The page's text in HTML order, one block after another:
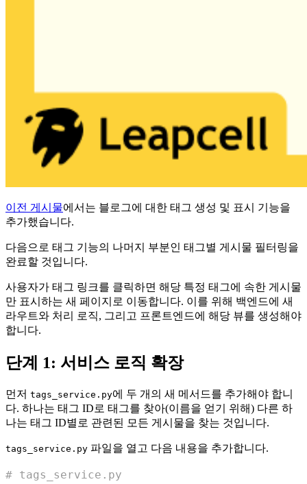
이전 게시물에서는 블로그에 대한 태그 생성 및 표시 기능을
추가했습니다.
다음으로 태그 기능의 나머지 부분인 태그별 게시물 필터링을
완료할 것입니다.
사용자가 태그 링크를 클릭하면 해당 특정 태그에 속한 게시물
만 표시하는 새 페이지로 이동합니다. 이를 위해 백엔드에 새
라우트와 처리 로직, 그리고 프론트엔드에 해당 뷰를 생성해야
합니다.
단계 1: 서비스 로직 확장
먼저 tags_service.py에 두 개의 새 메서드를 추가해야 합니
다. 하나는 태그 ID로 태그를 찾아(이름을 얻기 위해) 다른 하
나는 태그 ID별로 관련된 모든 게시물을 찾는 것입니다.
tags_service.py 파일을 열고 다음 내용을 추가합니다.
# tags_service.py